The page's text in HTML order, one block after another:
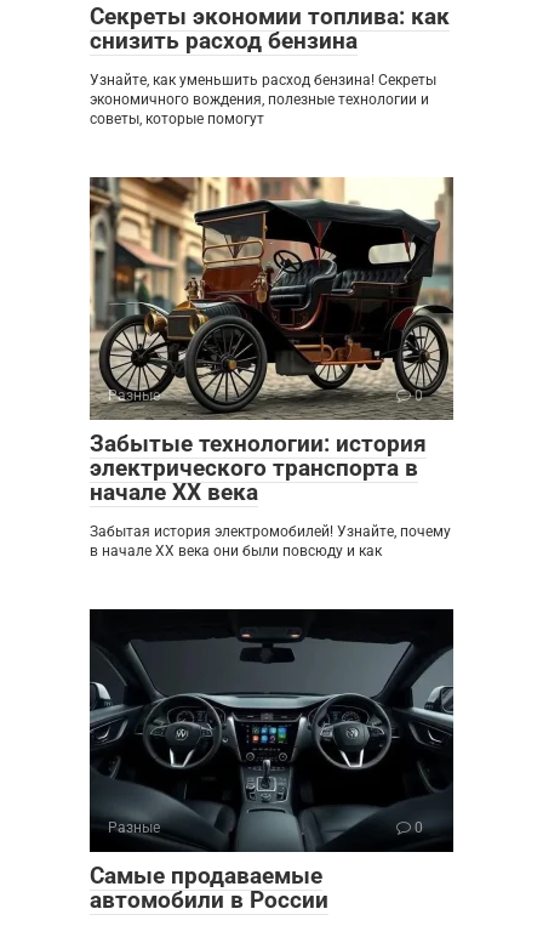
Секреты экономии топлива: как
снизить расход бензина
Узнайте, как уменьшить расход бензина! Секреты
экономичного вождения, полезные технологии и
советы, которые помогут
Разные 0
Забытые технологии: история
электрического транспорта в
начале XX века
Забытая история электромобилей! Узнайте, почему
в начале XX века они были повсюду и как
Разные 0
Самые продаваемые
автомобили в России